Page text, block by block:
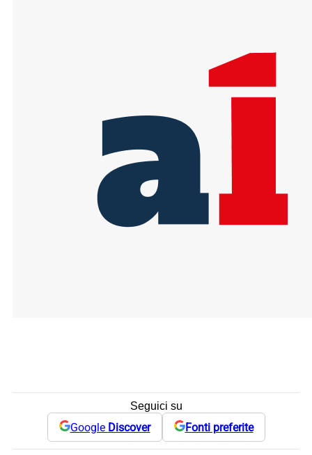
Seguici su
Google Discover Fonti preferite